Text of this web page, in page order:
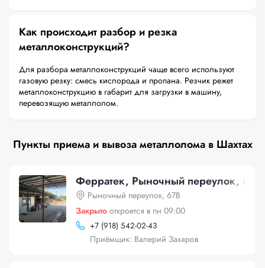
Как происходит разбор и резка
металлоконструкций?
Для разбора металлоконструкций чаще всего используют
газовую резку: смесь кислорода и пропана. Резчик режет
металлоконструкцию в габарит для загрузки в машину,
перевозящую металлолом.
Пункты приема и вывоза металлолома в Шахтах
Ферратек, Рыночный переулок, 67В
Рыночный переулок, 67В
Закрыто откроется в пн 09:00
+7 (918) 542-02-43
Приёмщик: Валерий Захаров